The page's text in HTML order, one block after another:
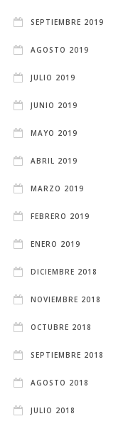
SEPTIEMBRE 2019
AGOSTO 2019
JULIO 2019
JUNIO 2019
MAYO 2019
ABRIL 2019
MARZO 2019
FEBRERO 2019
ENERO 2019
DICIEMBRE 2018
NOVIEMBRE 2018
OCTUBRE 2018
SEPTIEMBRE 2018
AGOSTO 2018
JULIO 2018